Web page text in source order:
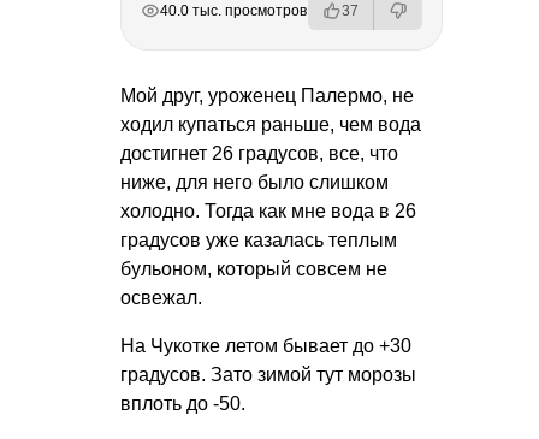
40.0 тыс. просмотров 37
Мой друг, уроженец Палермо, не
ходил купаться раньше, чем вода
достигнет 26 градусов, все, что
ниже, для него было слишком
холодно. Тогда как мне вода в 26
градусов уже казалась теплым
бульоном, который совсем не
освежал.
На Чукотке летом бывает до +30
градусов. Зато зимой тут морозы
вплоть до -50.